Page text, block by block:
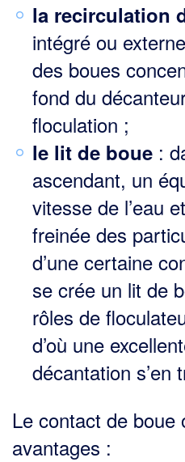
la recirculation
intégré ou
des boues
fond du
floculation ;
le lit de boue :
ascendant, un
vitesse de l’eau
freinée des
d’une certaine
se crée un lit de
rôles de
d’où une
décantation s’en
Le contact de
avantages :